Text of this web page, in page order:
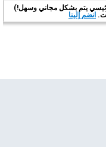
يتم بشكل مجاني وسهل!)
انضم إلينا